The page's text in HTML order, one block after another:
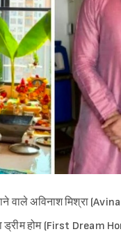
वाले अविनाश मिश्रा
होम (First Dream